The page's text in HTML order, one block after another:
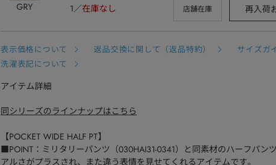
GRY 1 在庫なし 店舗在庫 再入荷
表示価格について 返品交換に関して（返品特約）
サイズガ
洗濯表記について
アイテム詳細
同シリーズのラインナップはこちら
【POCKET WIDE HALF PT】
■POINT：ミリタリーパンツ（030HAI31-0341）と同素材のハーフパン
アルさがプラスされ、また違う表情を見せてくれるアイテムです。